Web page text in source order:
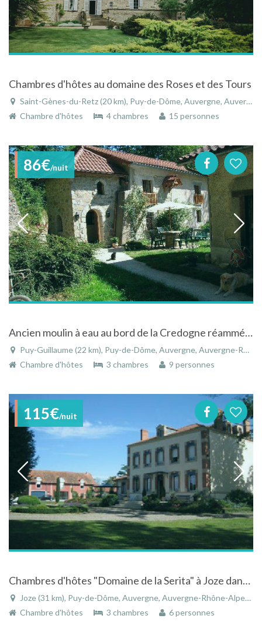
Chambres d'hôtes au domaine des Roses et des Tours
Saint-Gènes-du-Retz (20 km), Puy-de-Dôme, Auvergne, Auvergne-Rhône-Alpes, France
Chambre d'hôtes
4 chambres 15 personnes
86€/nuit
Ancien moulin à eau au bord de la Credogne réamménagé avec piscine, jacuzzi, sauna
Puy-Guillaume (22 km), Puy-de-Dôme, Auvergne, Auvergne-Rhône-Alpes, France
Chambre d'hôtes
3 chambres 9 personnes
115€/nuit
Chambres d'hôtes "Domaine de la Serita" à Joze dans le Puy-de-Dôme en Auvergne avec piscine
Joze (31 km), Puy-de-Dôme, Auvergne, Auvergne-Rhône-Alpes, France
Chambre d'hôtes
3 chambres 6 personnes